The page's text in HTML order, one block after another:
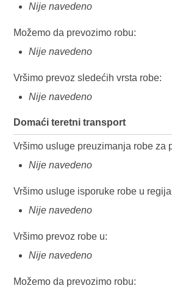
Nije navedeno
Možemo da prevozimo robu:
Nije navedeno
Vršimo prevoz sledećih vrsta robe:
Nije navedeno
Domaći teretni transport
Vršimo usluge preuzimanja robe za
Nije navedeno
Vršimo usluge isporuke robe u
Nije navedeno
Vršimo prevoz robe u:
Nije navedeno
Možemo da prevozimo robu: